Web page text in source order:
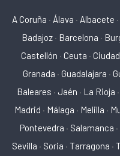
A Coruña · Álava · Albacete ·
Badajoz · Barcelona ·
Castellón · Ceuta ·
Granada · Guadalajara ·
Baleares · Jaén · La Rioja ·
Madrid · Málaga · Melilla ·
Pontevedra · Salamanca ·
Sevilla · Soria · Tarragona ·